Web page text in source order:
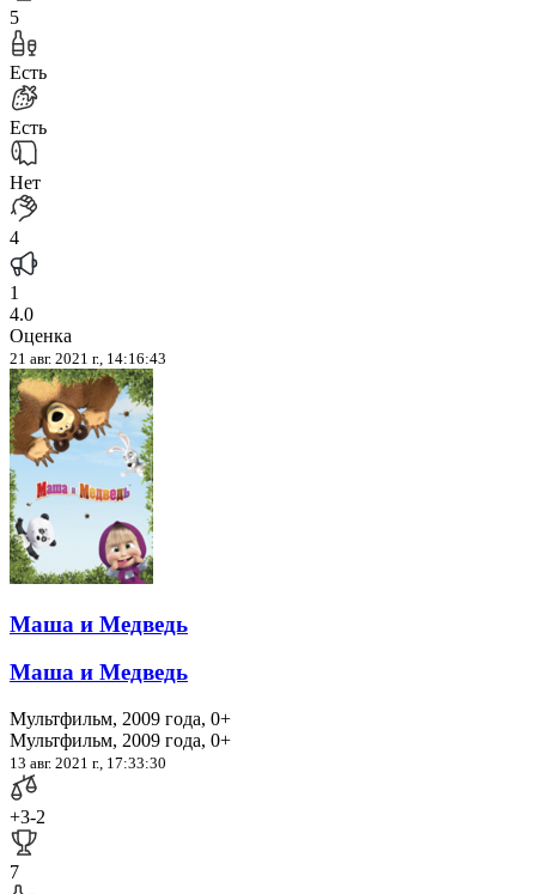
5
Есть
Есть
Нет
4
1
4.0
Оценка
21 авг. 2021 г., 14:16:43
Маша и Медведь
Маша и Медведь
Мультфильм, 2009 года, 0+
Мультфильм, 2009 года, 0+
13 авг. 2021 г., 17:33:30
+3-2
7